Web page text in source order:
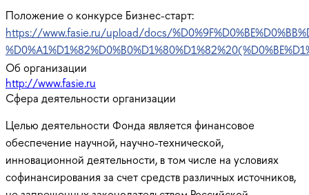
Положение о конкурсе Бизнес-старт:
https://www.fasie.ru/upload/docs/
%D0%A1%D1%82%D0%B0%D1%80%D1%82%20(%
Об организации
http://www.fasie.ru
Сфера деятельности организации
Целью деятельности Фонда является финансовое
обеспечение научной, научно-технической,
инновационной деятельности, в том числе на условиях
софинансирования за счет средств различных источников,